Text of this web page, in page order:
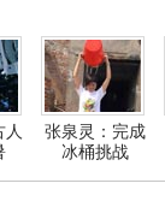
张泉灵：完成
冰桶挑战